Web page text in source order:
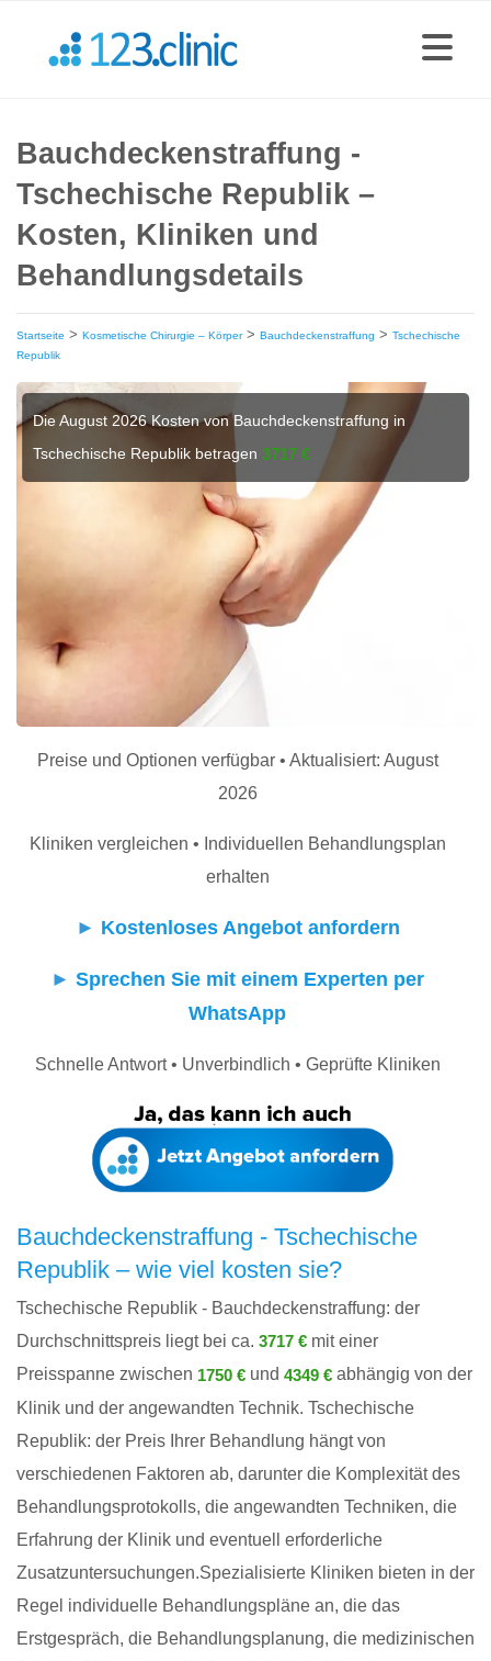
Bauchdeckenstraffung -
Tschechische Republik –
Kosten, Kliniken und
Behandlungsdetails
Startseite > Kosmetische Chirurgie – Körper> Bauchdeckenstraffung > Tschechische
Republik
Die August 2026 Kosten von Bauchdeckenstraffung in
Tschechische Republik betragen3717 €
Preise und Optionen verfügbar • Aktualisiert: August
2026
Kliniken vergleichen • Individuellen Behandlungsplan
erhalten
► Kostenloses Angebot anfordern
► Sprechen Sie mit einem Experten per
WhatsApp
Schnelle Antwort • Unverbindlich • Geprüfte Kliniken
Bauchdeckenstraffung - Tschechische
Republik – wie viel kosten sie?
Tschechische Republik - Bauchdeckenstraffung: der
Durchschnittspreis liegt bei ca. 3717 € mit einer
Preisspanne zwischen 1750 € und 4349 € abhängig von der
Klinik und der angewandten Technik. Tschechische
Republik: der Preis Ihrer Behandlung hängt von
verschiedenen Faktoren ab, darunter die Komplexität des
Behandlungsprotokolls, die angewandten Techniken, die
Erfahrung der Klinik und eventuell erforderliche
Zusatzuntersuchungen.Spezialisierte Kliniken bieten in der
Regel individuelle Behandlungspläne an, die das
Erstgespräch, die Behandlungsplanung, die medizinischen